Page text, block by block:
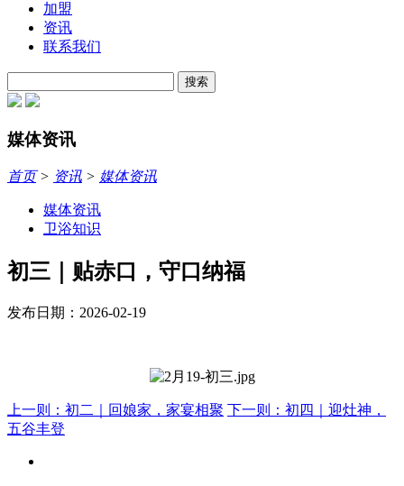
加盟
资讯
联系我们
搜索
媒体资讯
首页> 资讯 > 媒体资讯
媒体资讯
卫浴知识
初三｜贴赤口，守口纳福
发布日期：2026-02-19
上一则：初二｜回娘家，家宴相聚 下一则：初四｜迎灶神，
五谷丰登